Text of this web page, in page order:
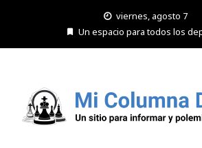
viernes, agosto 7
Un espacio para todos los